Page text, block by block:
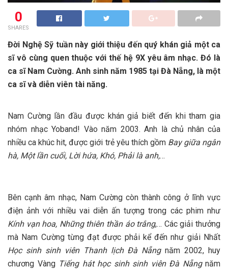
0
SHARES
Đời Nghệ Sỹ tuần này giới thiệu đến quý khán giả một ca
sĩ vô cùng quen thuộc với thế hệ 9X yêu âm nhạc. Đó là
ca sĩ Nam Cường. Anh sinh năm 1985 tại Đà Nẵng, là một
ca sĩ và diễn viên tài năng.
Nam Cường lần đầu được khán giả biết đến khi tham gia
nhóm nhạc Yoband! Vào năm 2003. Anh là chủ nhân của
nhiều ca khúc hit, được giới trẻ yêu thích gồm Bay giữa ngân
hà, Một lần cuối, Lời hứa, Khó, Phải là anh,…
Bên cạnh âm nhạc, Nam Cường còn thành công ở lĩnh vực
điện ảnh với nhiều vai diễn ấn tượng trong các phim như
Kính vạn hoa, Những thiên thần áo trắng,… Các giải thưởng
mà Nam Cường từng đạt được phải kể đến như giải Nhất
Học sinh sinh viên Thanh lịch Đà Nẵngnăm 2002, huy
chương Vàng Tiếng hát học sinh sinh viên Đà Nẵngnăm